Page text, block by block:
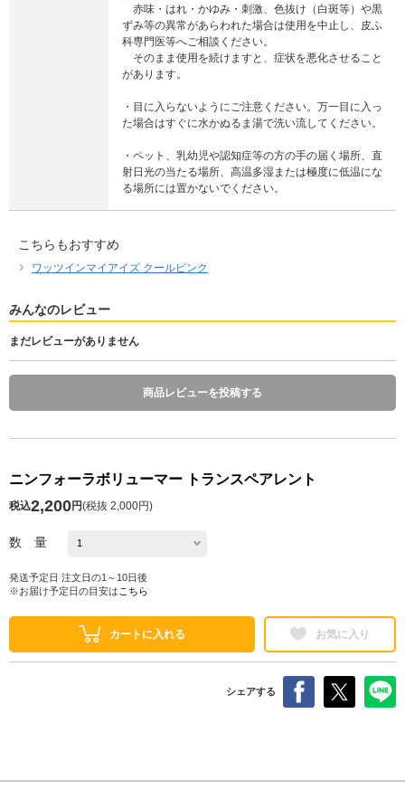
赤味・はれ・かゆみ・刺激、色抜け（白斑等）や黒
ずみ等の異常があらわれた場合は使用を中止し、皮ふ
科専門医等へご相談ください。
そのまま使用を続けますと、症状を悪化させること
があります。
・目に入らないようにご注意ください。万一目に入っ
た場合はすぐに水かぬるま湯で洗い流してください。
・ペット、乳幼児や認知症等の方の手の届く場所、直
射日光の当たる場所、高温多湿または極度に低温にな
る場所には置かないでください。
こちらもおすすめ
ワッツインマイアイズ クールピンク
みんなのレビュー
まだレビューがありません
商品レビューを投稿する
ニンフォーラボリューマー トランスペアレント
税込2,200円(税抜 2,000円)
数 量
発送予定日 注文日の1～10日後
※お届け予定日の目安は こちら
カートに入れる お気に入り
シェアする